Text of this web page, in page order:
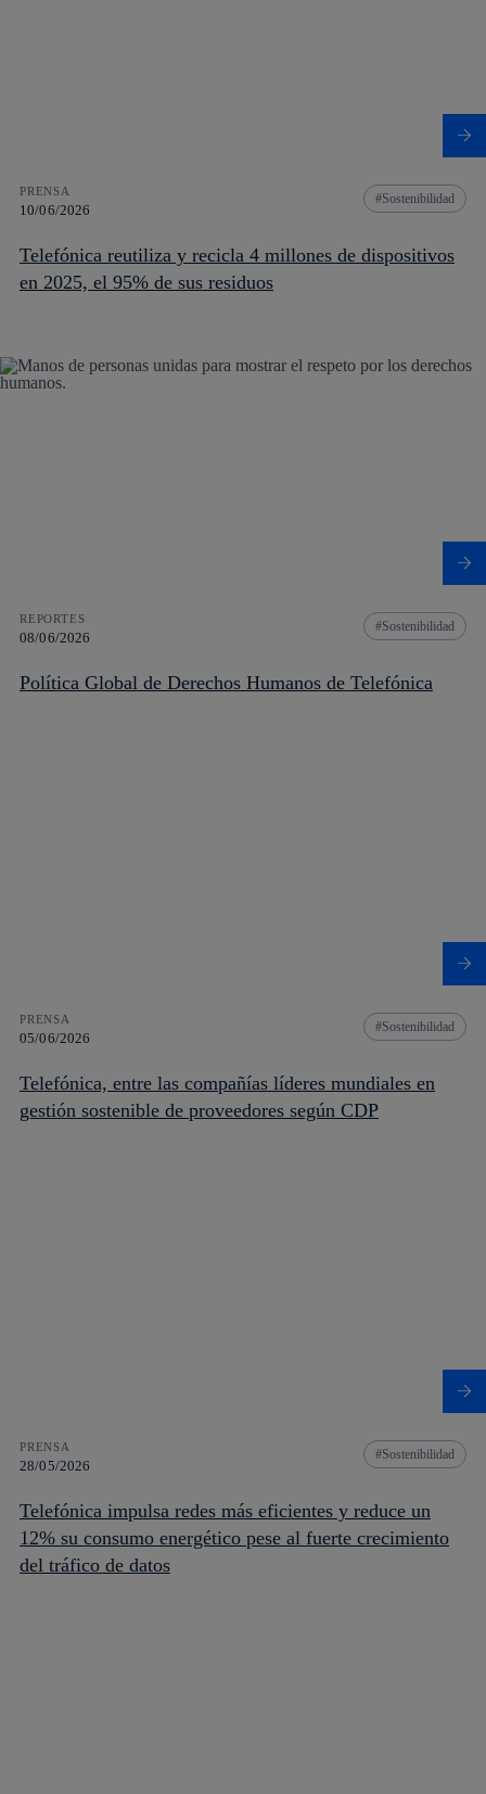
PRENSA
10/06/2026
Sostenibilidad
Telefónica reutiliza y recicla 4 millones de dispositivos
en 2025, el 95% de sus residuos
REPORTES
08/06/2026
Sostenibilidad
Política Global de Derechos Humanos de Telefónica
PRENSA
05/06/2026
Sostenibilidad
Telefónica, entre las compañías líderes mundiales en
gestión sostenible de proveedores según CDP
PRENSA
28/05/2026
Sostenibilidad
Telefónica impulsa redes más eficientes y reduce un
12% su consumo energético pese al fuerte crecimiento
del tráfico de datos